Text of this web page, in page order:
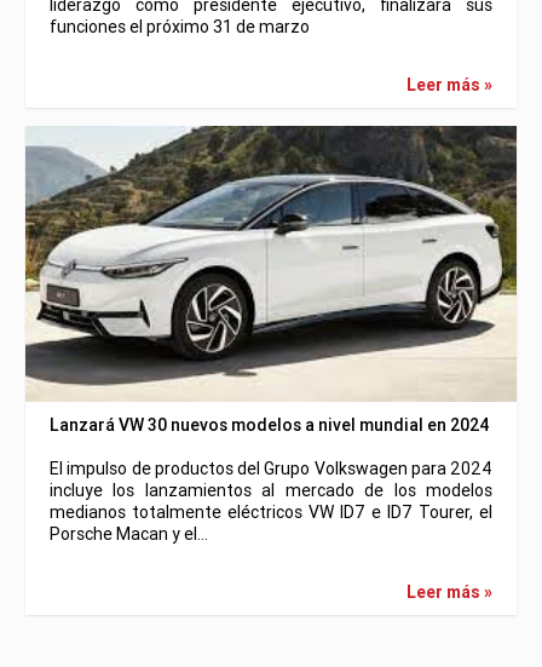
liderazgo como presidente ejecutivo, finalizará sus
funciones el próximo 31 de marzo
Leer más »
Lanzará VW 30 nuevos modelos a nivel mundial en 2024
El impulso de productos del Grupo Volkswagen para 2024
incluye los lanzamientos al mercado de los modelos
medianos totalmente eléctricos VW ID7 e ID7 Tourer, el
Porsche Macan y el…
Leer más »